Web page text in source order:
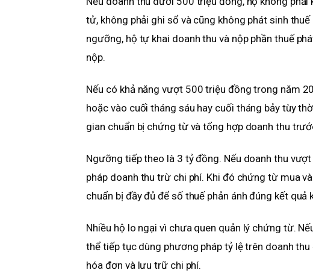
tử, không phải ghi sổ và cũng không phát sinh
ngưỡng, hộ tự khai doanh thu và nộp phần thuế
nộp.
Nếu có khả năng vượt 500 triệu đồng trong năm
hoặc vào cuối tháng sáu hay cuối tháng bảy tùy
gian chuẩn bị chứng từ và tổng hợp doanh thu
Ngưỡng tiếp theo là 3 tỷ đồng. Nếu doanh thu
pháp doanh thu trừ chi phí. Khi đó chứng từ mua
chuẩn bị đầy đủ để số thuế phản ánh đúng kết quả
Nhiều hộ lo ngại vì chưa quen quản lý chứng từ.
thể tiếp tục dùng phương pháp tỷ lệ trên doanh
hóa đơn và lưu trữ chi phí.